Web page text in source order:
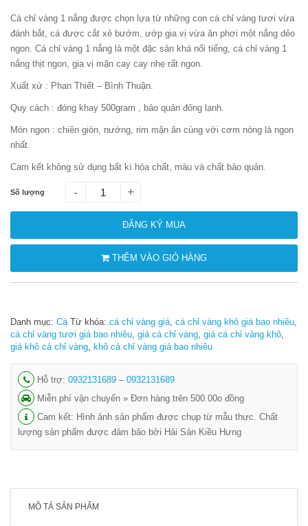
Cá chỉ vàng 1 nắng được chọn lựa từ những con cá chỉ vàng tươi vừa
đánh bắt, cá được cắt xẻ bướm, ướp gia vị vừa ăn phơi một nắng dẻo
ngon. Cá chỉ vàng 1 nắng là một đặc sản khá nổi tiếng, cá chỉ vàng 1
nắng thịt ngon, gia vị mặn cay cay nhẹ rất ngon.
Xuất xứ : Phan Thiết – Bình Thuận.
Quy cách : đóng khay 500gram , bảo quản đông lạnh.
Món ngon : chiên giòn, nướng, rim mặn ăn cùng với cơm nóng là ngon
nhất.
Cam kết không sử dụng bất kì hóa chất, màu và chất bảo quản.
Số lượng - +
ĐĂNG KÝ MUA
THÊM VÀO GIỎ HÀNG
Danh mục: Cá Từ khóa: cá chỉ vàng giá, cá chỉ vàng khô giá bao nhiêu,
cá chỉ vàng tươi giá bao nhiêu, giá cá chỉ vàng, giá cá chỉ vàng khô,
giá khô cá chỉ vàng, khô cá chỉ vàng giá bao nhiêu
Hỗ trợ: 0932131689 – 0932131689
Miễn phí vận chuyển » Đơn hàng trên 500.00o đồng
Cam kết: Hình ảnh sản phẩm được chụp từ mẫu thực. Chất
lượng sản phẩm được đảm bảo bởi Hải Sản Kiều Hưng
MÔ TẢ SẢN PHẨM